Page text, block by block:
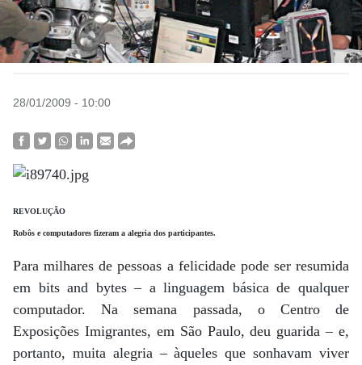
28/01/2009 - 10:00
REVOLUÇÃO
Robôs e computadores fizeram a alegria dos participantes.
Para milhares de pessoas a felicidade pode ser resumida
em bits and bytes – a linguagem básica de qualquer
computador. Na semana passada, o Centro de
Exposições Imigrantes, em São Paulo, deu guarida – e,
portanto, muita alegria – àqueles que sonhavam viver